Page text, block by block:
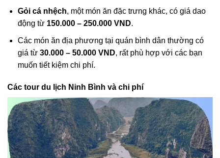
Gỏi cá nhệch, một món ăn đặc trưng khác, có giá dao
động từ 150.000 – 250.000 VND.
Các món ăn địa phương tại quán bình dân thường có
giá từ 30.000 – 50.000 VND, rất phù hợp với các bạn
muốn tiết kiệm chi phí.
Các tour du lịch Ninh Bình và chi phí